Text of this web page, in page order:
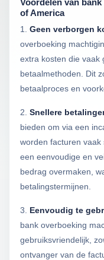
of America
1. Geen verborgen
overboeking
extra kosten die vaak
betaalmethoden. Dit
betaalproces en
2. Snellere
bieden om via een
worden facturen
een eenvoudige en
bedrag overmaken,
betalingstermijnen.
3. Eenvoudig te
bank overboeking
gebruiksvriendelijk,
ontvanger van de